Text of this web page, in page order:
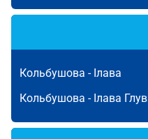
Кольбушова - Ілава
Кольбушова - Ілава